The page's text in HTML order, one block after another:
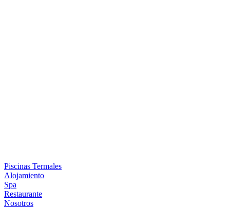
Piscinas Termales
Alojamiento
Spa
Restaurante
Nosotros